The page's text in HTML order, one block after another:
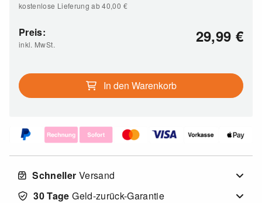
kostenlose Lieferung ab 40,00 €
Preis:
inkl. MwSt. 29,99 €
In den Warenkorb
Schneller Versand
30 Tage Geld-zurück-Garantie